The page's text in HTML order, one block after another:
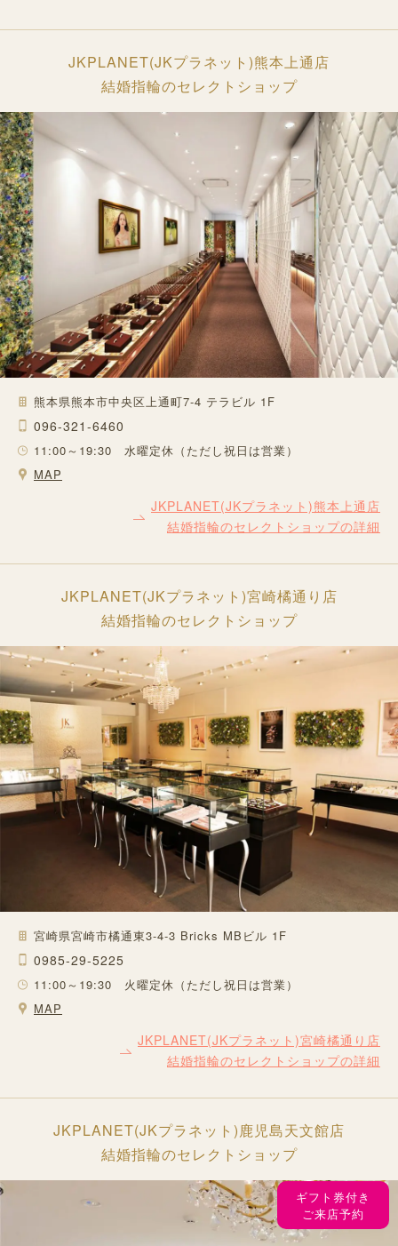
JKPLANET(JKプラネット)熊本上通店
結婚指輪のセレクトショップ
熊本県熊本市中央区上通町7-4 テラビル 1F
096-321-6460
11:00～19:30 水曜定休（ただし祝日は営業）
MAP
JKPLANET(JKプラネット)熊本上通店
結婚指輪のセレクトショップの詳細
JKPLANET(JKプラネット)宮崎橘通り店
結婚指輪のセレクトショップ
宮崎県宮崎市橘通東3-4-3 Bricks MBビル 1F
0985-29-5225
11:00～19:30 火曜定休（ただし祝日は営業）
MAP
JKPLANET(JKプラネット)宮崎橘通り店
結婚指輪のセレクトショップの詳細
JKPLANET(JKプラネット)鹿児島天文館店
結婚指輪のセレクトショップ
ギフト券付き
ご来店予約